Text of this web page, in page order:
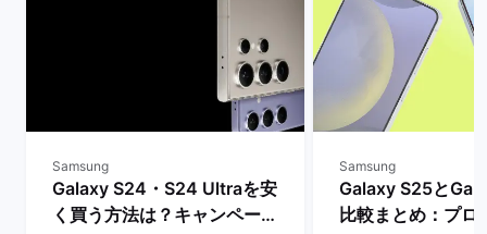
Samsung
Galaxy S24・S24 Ultraを安
く買う方法は？キャンペーン
Samsung
Galaxy S25と
比較まとめ：プロ